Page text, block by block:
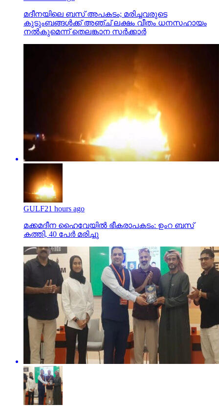
മദീനയിലെ ബസ് അപകടം; മരിച്ചവരുടെ
കുടുംബങ്ങള്‍ക്ക് അഞ്ച് ലക്ഷം വീതം ധനസഹായം
നല്‍കുമെന്ന് തെലങ്കാന സര്‍ക്കാര്‍
GULF21 hours ago
മക്കമദീന ഹൈവേയില്‍ ഭീകരാപകടം: ഉംറ ബസ്
കത്തി, 40 പേര്‍ മരിച്ചു